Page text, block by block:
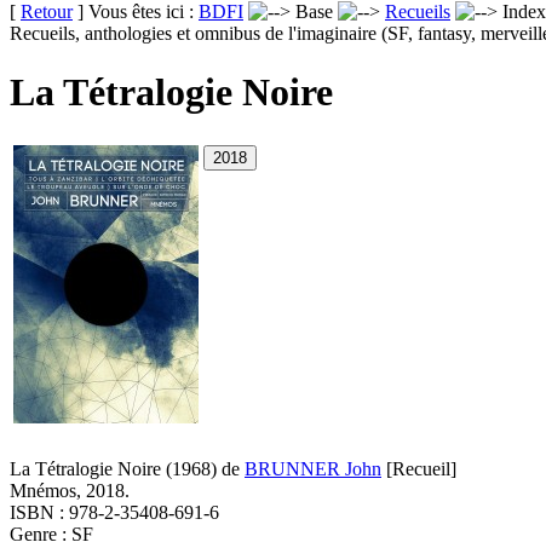
[ Retour] Vous êtes ici : BDFI Base Recueils Index
Recueils, anthologies et omnibus de l'imaginaire (SF, fantasy,
La Tétralogie Noire
La Tétralogie Noire (1968) de BRUNNER John [Recueil]
Mnémos, 2018.
ISBN : 978-2-35408-691-6
Genre : SF